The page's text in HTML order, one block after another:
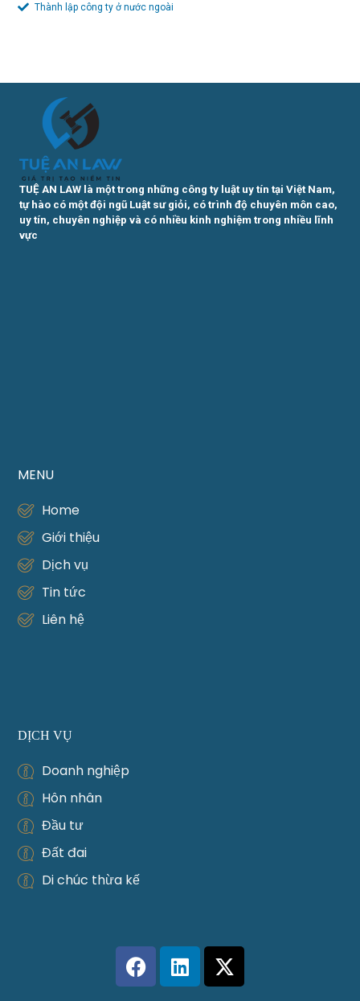
Thành lập công ty ở nước ngoài
TUỆ AN LAW là một trong những công ty luật uy tín tại Việt Nam,
tự hào có một đội ngũ Luật sư giỏi, có trình độ chuyên môn cao,
uy tín, chuyên nghiệp và có nhiều kinh nghiệm trong nhiều lĩnh
vực
MENU
Home
Giới thiệu
Dịch vụ
Tin tức
Liên hệ
DỊCH VỤ
Doanh nghiệp
Hôn nhân
Đầu tư
Đất đai
Di chúc thừa kế